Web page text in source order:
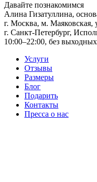
Давайте познакомимся
Алина Гизатуллина,
г. Москва, м. Маяковская,
г. Санкт-Петербург,
10:00–22:00, без выходных
Услуги
Отзывы
Размеры
Блог
Подарить
Контакты
Пресса о нас